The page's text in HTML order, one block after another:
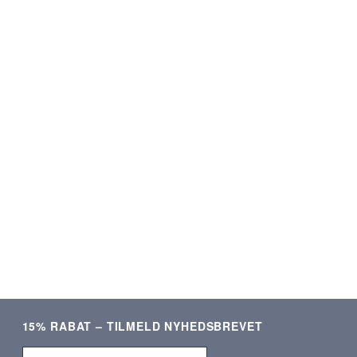
og lækre produkter.
15% RABAT – TILMELD NYHEDSBREVET